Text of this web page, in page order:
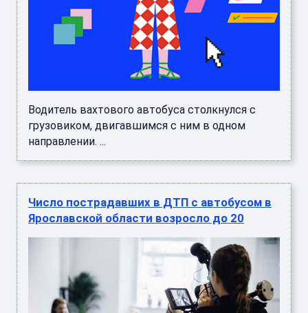
Водитель вахтового автобуса столкнулся с
грузовиком, двигавшимся с ним в одном
направлении. ...
Число пострадавших в ДТП с автобусом в
Ярославской области возросло до 20